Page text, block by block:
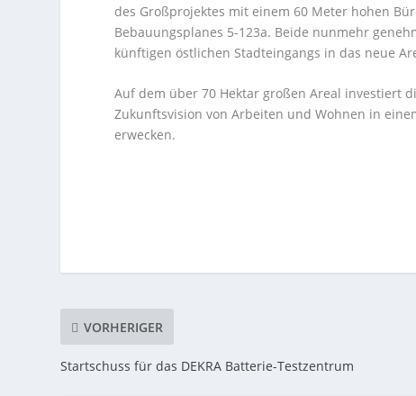
des Großprojektes mit einem 60 Meter hohen
Bebauungsplanes 5-123a. Beide nunmehr
künftigen östlichen Stadteingangs in das neue
Auf dem über 70 Hektar großen Areal investiert
Zukunftsvision von Arbeiten und Wohnen in
erwecken.
VORHERIGER
Startschuss für das DEKRA Batterie-Testzentrum